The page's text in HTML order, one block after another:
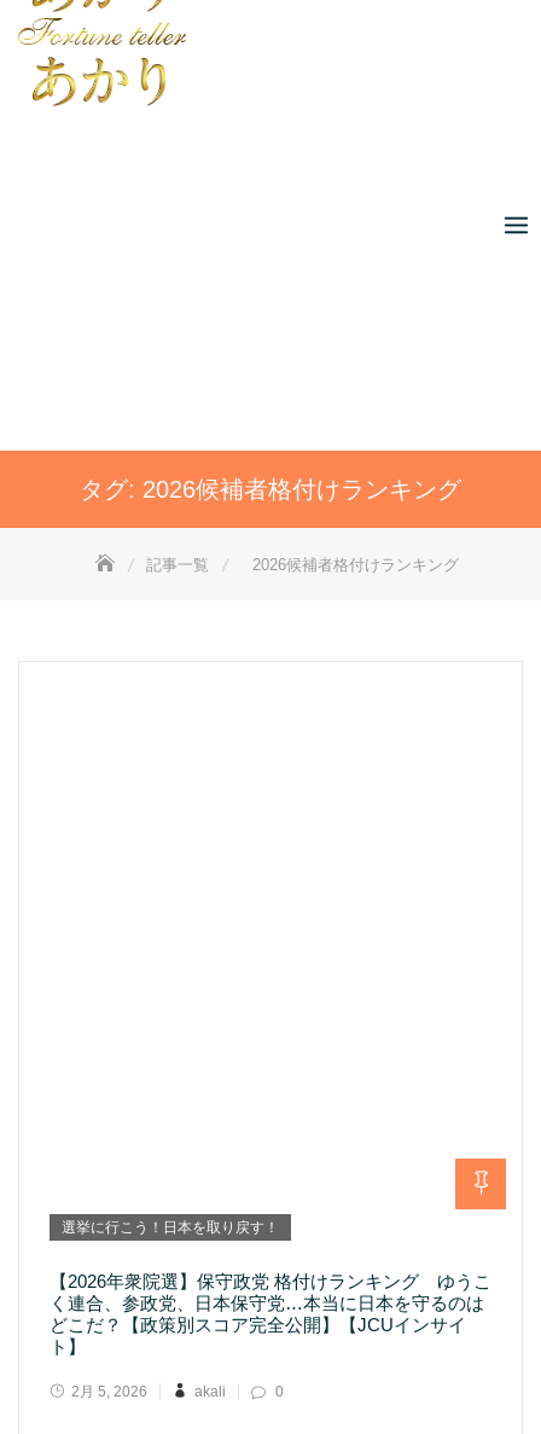
Skip
content
タグ: 2026候補者格付けランキング
記事一覧 2026候補者格付けランキング
選挙に行こう！日本を取り戻す！
【2026年衆院選】保守政党 格付けランキング ゆうこ
く連合、参政党、日本保守党…本当に日本を守るのは
どこだ？【政策別スコア完全公開】【JCUインサイ
ト】
2月 5, 2026 akali 0